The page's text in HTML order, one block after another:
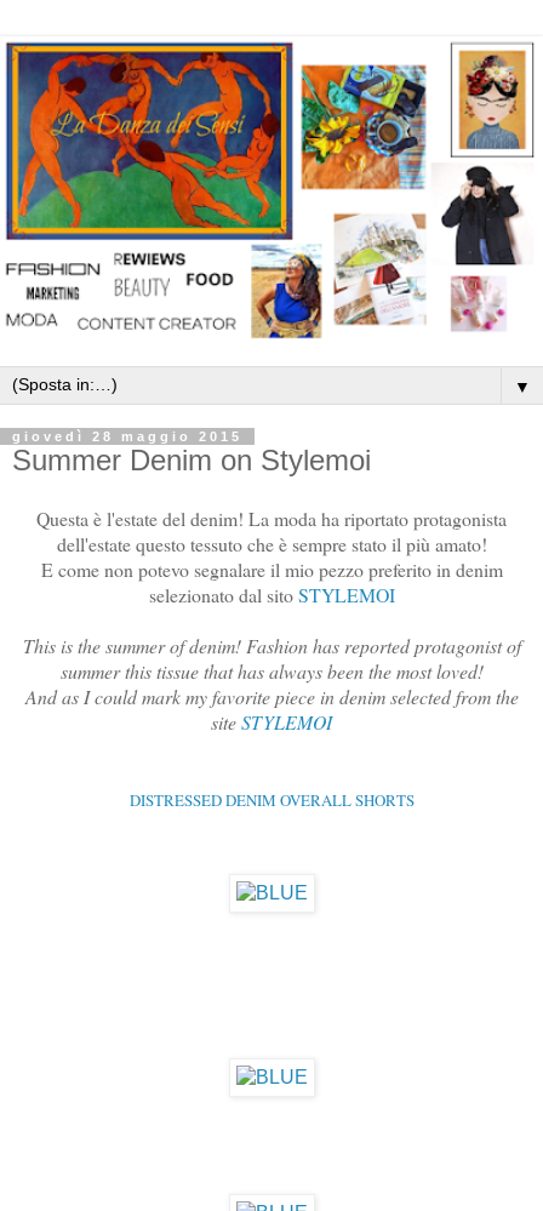
▼
giovedì 28 maggio 2015
Summer Denim on Stylemoi
Questa è l'estate del denim! La moda ha riportato protagonista
dell'estate questo tessuto che è sempre stato il più amato!
E come non potevo segnalare il mio pezzo preferito in denim
selezionato dal sitoSTYLEMOI
This is the summer of denim! Fashion has reported protagonist of
summer this tissue that has always been the most loved!
And as I could mark my favorite piece in denim selected from the
siteSTYLEMOI
DISTRESSED DENIM OVERALL SHORTS